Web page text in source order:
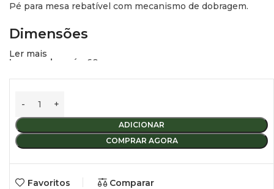
Pé para mesa rebatível com mecanismo de dobragem.
Dimensões
Largura dos pés: 60 cm.
Capacidade de Carga:Suporta até40 kg
na posição alta e
80 kgna posição baixa.
Cor: Cinzento claro.
Ler mais
ADICIONAR
COMPRAR AGORA
Favoritos Comparar